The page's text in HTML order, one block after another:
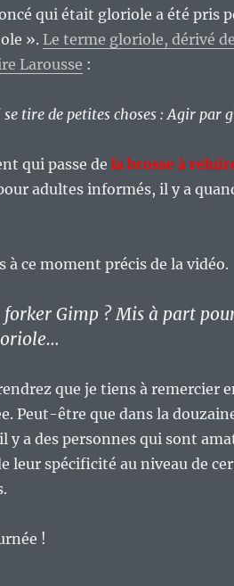
qui était gloriole a été pris
». Le terme gloriole, dérivé
Larousse :
tire de petites choses : Agir par
qui passe de la brosse à
adultes informés, il y a
à ce moment précis de la vidéo.
Gimp ? Mis à part
que je tiens à remercier
Peut-être que dans la
y a des personnes qui sont
leur spécificité au niveau de
!